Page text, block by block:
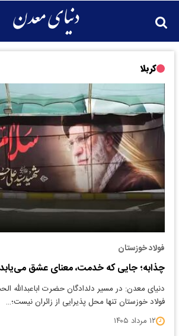
کربلا
فولاد خوزستان
چذابه؛ جایی که خدمت، معنای عشق
دنیای معدن: در مسیر دلدادگان حضرت اباعبدالله
فولاد خوزستان تنها محل پذیرایی از زائران نیست؛…
۱۲ مرداد ۱۴۰۵